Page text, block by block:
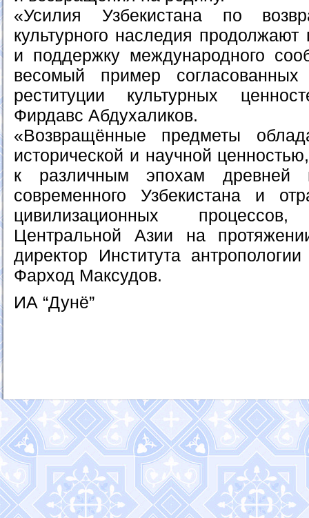
«Усилия Узбекистана по
культурного наследия продолжают
и поддержку международного
весомый пример
реституции культурных
Фирдавс Абдухаликов.
«Возвращённые предметы
исторической и научной
к различным эпохам древней
современного Узбекистана и
цивилизационных
Центральной Азии на
директор Института
Фарход Максудов.
ИА “Дунё”